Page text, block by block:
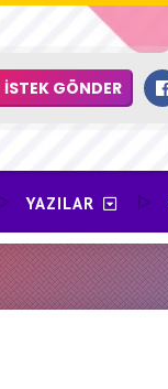
İSTEK GÖNDER
YAZILAR